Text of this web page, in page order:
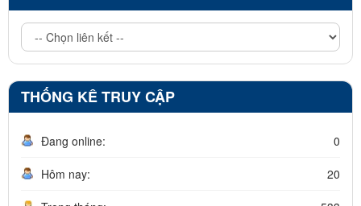
THỐNG KÊ TRUY CẬP
Đang online: 0
Hôm nay: 20